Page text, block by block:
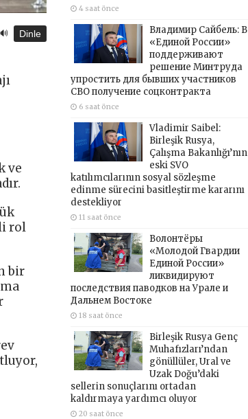
🔊 Dinle
ve
rol
bir
4 saat önce
Владимир Сайбель: В
«Единой России»
поддерживают
решение Минтруда
упростить для бывших участников
СВО получение соцконтракта
6 saat önce
Vladimir Saibel:
Birleşik Rusya,
Çalışma Bakanlığı’nın
eski SVO
katılımcılarının sosyal sözleşme
edinme sürecini basitleştirme kararını
destekliyor
11 saat önce
Волонтёры
«Молодой Гвардии
Единой России»
ликвидируют
последствия паводков на Урале и
Дальнем Востоке
18 saat önce
Birleşik Rusya Genç
Muhafızları’ndan
gönüllüler, Ural ve
Uzak Doğu’daki
sellerin sonuçlarını ortadan
kaldırmaya yardımcı oluyor
20 saat önce